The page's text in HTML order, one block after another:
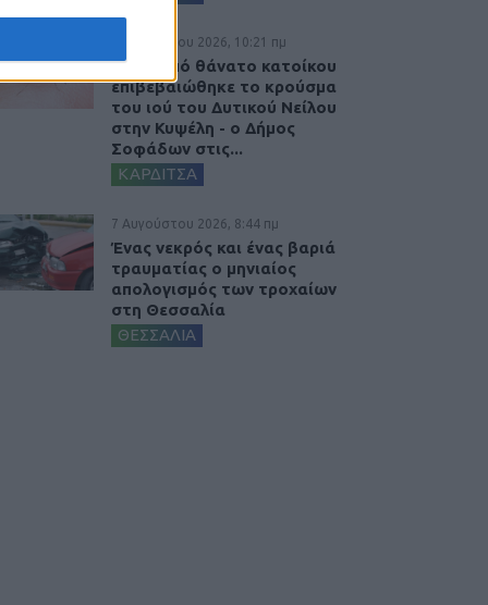
7 Αυγούστου 2026, 10:21 πμ
Μετά από θάνατο κατοίκου
επιβεβαιώθηκε το κρούσμα
του ιού του Δυτικού Νείλου
στην Κυψέλη - ο Δήμος
Σοφάδων στις...
ΚΑΡΔΙΤΣΑ
7 Αυγούστου 2026, 8:44 πμ
Ένας νεκρός και ένας βαριά
τραυματίας ο μηνιαίος
απολογισμός των τροχαίων
στη Θεσσαλία
ΘΕΣΣΑΛΙΑ